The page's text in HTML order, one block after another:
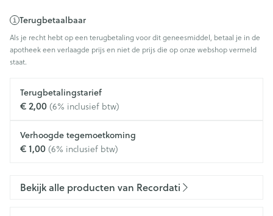
Terugbetaalbaar
Als je recht hebt op een terugbetaling voor dit geneesmiddel, betaal je in de
apotheek een verlaagde prijs en niet de prijs die op onze webshop vermeld
staat.
Terugbetalingstarief
€ 2,00 (6% inclusief btw)
Verhoogde tegemoetkoming
€ 1,00 (6% inclusief btw)
Bekijk alle producten van Recordati